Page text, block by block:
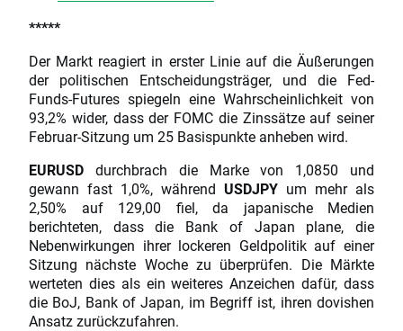
*****
Der Markt reagiert in erster Linie auf die Äußerungen
der politischen Entscheidungsträger, und die Fed-
Funds-Futures spiegeln eine Wahrscheinlichkeit von
93,2% wider, dass der FOMC die Zinssätze auf seiner
Februar-Sitzung um 25 Basispunkte anheben wird.
EURUSD durchbrach die Marke von 1,0850 und
gewann fast 1,0%, während USDJPY um mehr als
2,50% auf 129,00 fiel, da japanische Medien
berichteten, dass die Bank of Japan plane, die
Nebenwirkungen ihrer lockeren Geldpolitik auf einer
Sitzung nächste Woche zu überprüfen. Die Märkte
werteten dies als ein weiteres Anzeichen dafür, dass
die BoJ, Bank of Japan, im Begriff ist, ihren dovishen
Ansatz zurückzufahren.